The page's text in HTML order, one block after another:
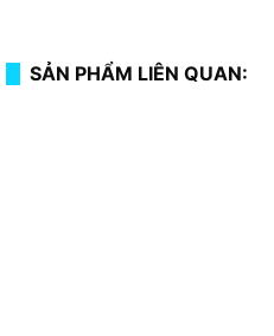
SẢN PHẨM LIÊN QUAN: